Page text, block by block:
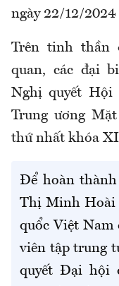
ngày 22/12/
Trên tinh thần
quan, các đại
Nghị quyết
Trung ương
thứ nhất khóa
Để hoàn
Thị Minh Hoài
quổc Việt Nam
viên tập trung
quyết Đại hội